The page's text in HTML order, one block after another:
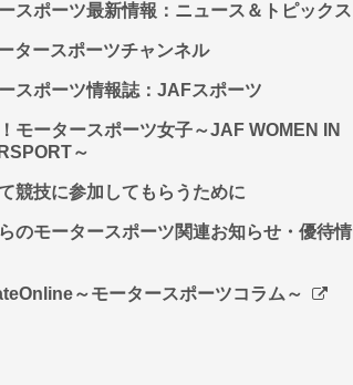
スポーツ最新情報：ニュース＆トピックス
タースポーツチャンネル
スポーツ情報誌：JAFスポーツ
モータースポーツ女子～JAF WOMEN IN
～
競技に参加してもらうために
のモータースポーツ関連お知らせ・優待情
～モータースポーツコラム～